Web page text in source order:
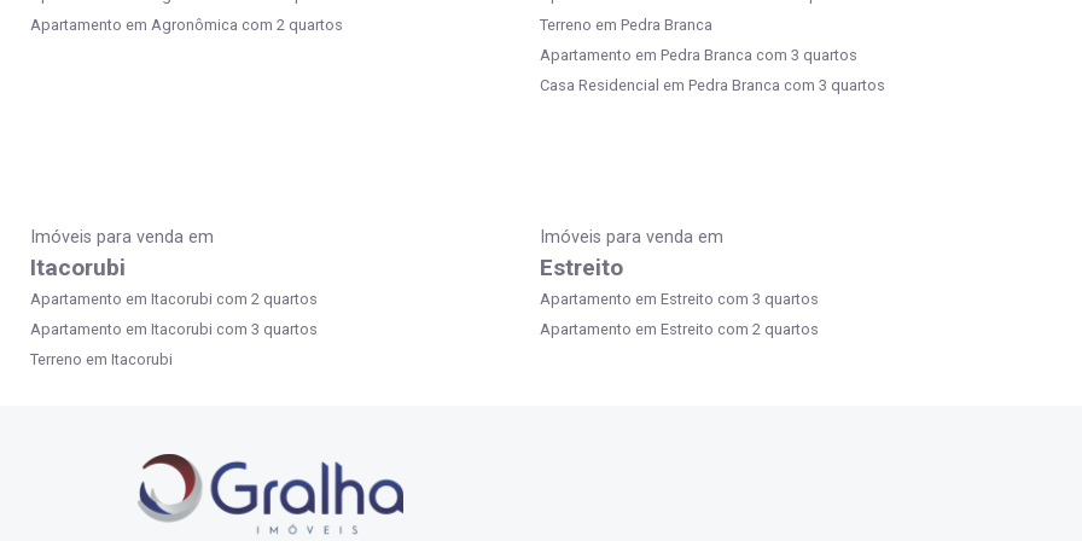
Apartamento em Agronômica com 2 quartos
Terreno em Pedra Branca
Apartamento em Pedra Branca com 3 quartos
Casa Residencial em Pedra Branca com 3 quartos
Imóveis para venda em
Itacorubi
Apartamento em Itacorubi com 2 quartos
Apartamento em Itacorubi com 3 quartos
Terreno em Itacorubi
Imóveis para venda em
Estreito
Apartamento em Estreito com 3 quartos
Apartamento em Estreito com 2 quartos